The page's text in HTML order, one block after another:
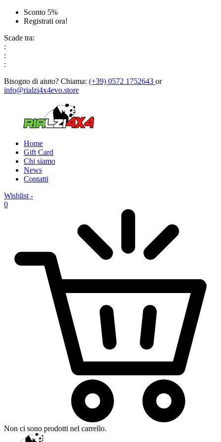
Sconto 5%
Registrati ora!
Scade tra:
:
:
:
Bisogno di aiuto? Chiama: (+39) 0572 1752643 or
info@rialzi4x4evo.store
Home
Gift Card
Chi siamo
News
Contatti
Wishlist -
0
Non ci sono prodotti nel carrello.